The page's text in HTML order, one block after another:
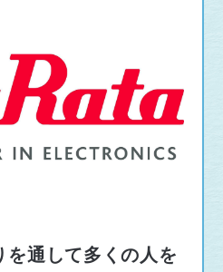
を通して多くの人を